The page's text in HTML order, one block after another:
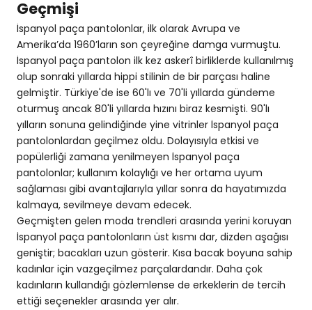
Geçmişi
İspanyol paça pantolonlar, ilk olarak Avrupa ve
Amerika’da 1960’ların son çeyreğine damga vurmuştu.
İspanyol paça pantolon ilk kez askerî birliklerde kullanılmış
olup sonraki yıllarda hippi stilinin de bir parçası haline
gelmiştir. Türkiye'de ise 60'lı ve 70'li yıllarda gündeme
oturmuş ancak 80'li yıllarda hızını biraz kesmişti. 90'lı
yılların sonuna gelindiğinde yine vitrinler İspanyol paça
pantolonlardan geçilmez oldu. Dolayısıyla etkisi ve
popülerliği zamana yenilmeyen İspanyol paça
pantolonlar; kullanım kolaylığı ve her ortama uyum
sağlaması gibi avantajlarıyla yıllar sonra da hayatımızda
kalmaya, sevilmeye devam edecek.
Geçmişten gelen moda trendleri arasında yerini koruyan
İspanyol paça pantolonların üst kısmı dar, dizden aşağısı
geniştir; bacakları uzun gösterir. Kısa bacak boyuna sahip
kadınlar için vazgeçilmez parçalardandır. Daha çok
kadınların kullandığı gözlemlense de erkeklerin de tercih
ettiği seçenekler arasında yer alır.